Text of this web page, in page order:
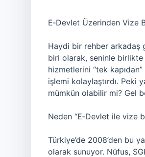
E‑Devlet Üzerinden Vize
Haydi bir rehber arkadaş
biri olarak, seninle
hizmetlerini “tek
işlemi kolaylaştırdı. Peki
mümkün olabilir mi? Gel
Neden “E‑Devlet ile vize
Türkiye’de 2008’den bu
olarak sunuyor. Nüfus,